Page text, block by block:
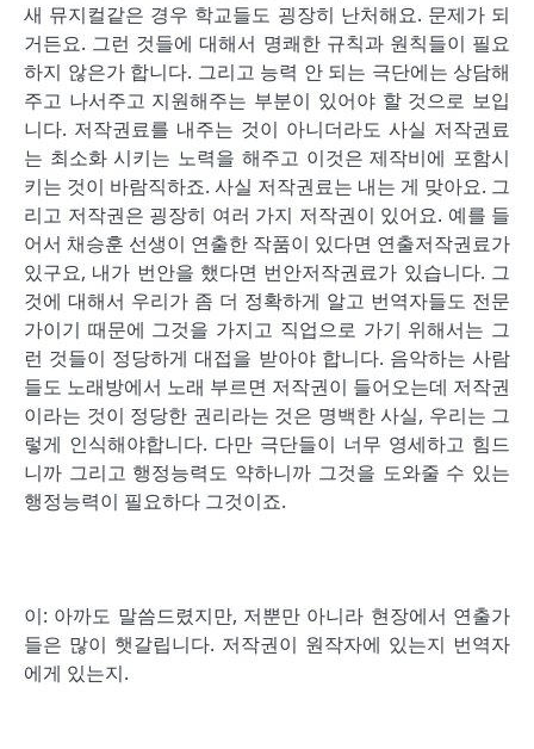
새 뮤지컬같은 경우 학교들도 굉장히 난처해요. 문제가 되
거든요. 그런 것들에 대해서 명쾌한 규칙과 원칙들이 필요
하지 않은가 합니다. 그리고 능력 안 되는 극단에는 상담해
주고 나서주고 지원해주는 부분이 있어야 할 것으로 보입
니다. 저작권료를 내주는 것이 아니더라도 사실 저작권료
는 최소화 시키는 노력을 해주고 이것은 제작비에 포함시
키는 것이 바람직하죠. 사실 저작권료는 내는 게 맞아요. 그
리고 저작권은 굉장히 여러 가지 저작권이 있어요. 예를 들
어서 채승훈 선생이 연출한 작품이 있다면 연출저작권료가
있구요, 내가 번안을 했다면 번안저작권료가 있습니다. 그
것에 대해서 우리가 좀 더 정확하게 알고 번역자들도 전문
가이기 때문에 그것을 가지고 직업으로 가기 위해서는 그
런 것들이 정당하게 대접을 받아야 합니다. 음악하는 사람
들도 노래방에서 노래 부르면 저작권이 들어오는데 저작권
이라는 것이 정당한 권리라는 것은 명백한 사실, 우리는 그
렇게 인식해야합니다. 다만 극단들이 너무 영세하고 힘드
니까 그리고 행정능력도 약하니까 그것을 도와줄 수 있는
행정능력이 필요하다 그것이죠.
이: 아까도 말씀드렸지만, 저뿐만 아니라 현장에서 연출가
들은 많이 햇갈립니다. 저작권이 원작자에 있는지 번역자
에게 있는지.